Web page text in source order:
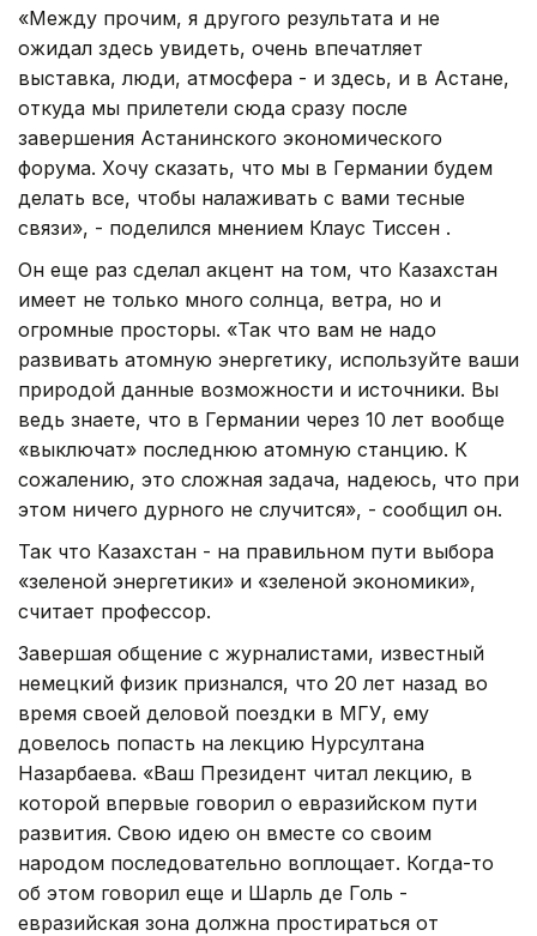
«Между прочим, я другого результата и не
ожидал здесь увидеть, очень впечатляет
выставка, люди, атмосфера - и здесь, и в Астане,
откуда мы прилетели сюда сразу после
завершения Астанинского экономического
форума. Хочу сказать, что мы в Германии будем
делать все, чтобы налаживать с вами тесные
связи», - поделился мнением Клаус Тиссен .
Он еще раз сделал акцент на том, что Казахстан
имеет не только много солнца, ветра, но и
огромные просторы. «Так что вам не надо
развивать атомную энергетику, используйте ваши
природой данные возможности и источники. Вы
ведь знаете, что в Германии через 10 лет вообще
«выключат» последнюю атомную станцию. К
сожалению, это сложная задача, надеюсь, что при
этом ничего дурного не случится», - сообщил он.
Так что Казахстан - на правильном пути выбора
«зеленой энергетики» и «зеленой экономики»,
считает профессор.
Завершая общение с журналистами, известный
немецкий физик признался, что 20 лет назад во
время своей деловой поездки в МГУ, ему
довелось попасть на лекцию Нурсултана
Назарбаева. «Ваш Президент читал лекцию, в
которой впервые говорил о евразийском пути
развития. Свою идею он вместе со своим
народом последовательно воплощает. Когда-то
об этом говорил еще и Шарль де Голь -
евразийская зона должна простираться от